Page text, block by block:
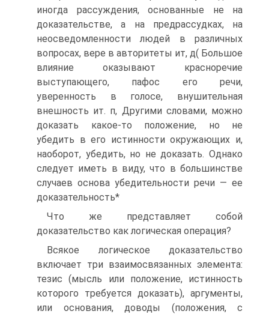
иногда рассуждения, основанные не на
доказательстве, а на предрассудках, на
неосведомленности людей в различных
вопросах, вере в авторитеты ит, д( Большое
влияние оказывают красноречие
выступающего, пафос его речи,
уверенность в голосе, внушительная
внешность ит. п, Другими словами, можно
доказать какое-то положение, но не
убедить в его истинности окружающих и,
наоборот, убедить, но не доказать. Однако
следует иметь в виду, что в большинстве
случаев основа убедительности речи — ее
доказательность*
Что же представляет собой
доказательство как логическая операция?
Всякое логическое доказательство
включает три взаимосвязанных элемента:
тезис (мысль или положение, истинность
которого требуется доказать), аргументы,
или основания, доводы (положения, с